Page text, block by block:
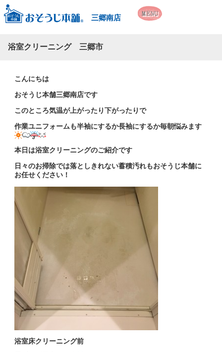
三郷南店
浴室クリーニング 三郷市
こんにちは
おそうじ本舗三郷南店です
このところ気温が上がったり下がったりで
作業ユニフォームも半袖にするか長袖にするか毎朝悩みます
本日は浴室クリーニングのご紹介です
日々のお掃除では落としきれない蓄積汚れもおそうじ本舗に
お任せください！
浴室床クリーニング前